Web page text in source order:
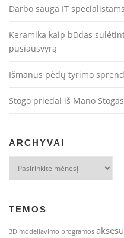
Darbo sauga IT
Keramika kaip būdas
pusiausvyrą
Išmanūs pėdų tyrimo
Stogo priedai iš Mano Stogas
ARCHYVAI
TEMOS
3D modeliavimo programos